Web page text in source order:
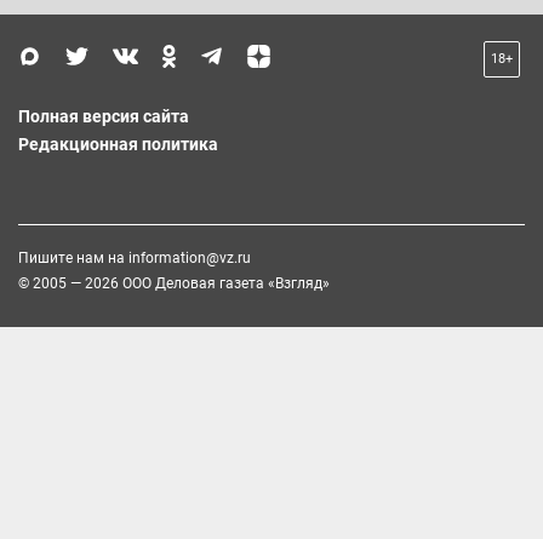
18+
Полная версия сайта
Редакционная политика
Пишите нам на information@vz.ru
© 2005 — 2026 ООО Деловая газета «Взгляд»